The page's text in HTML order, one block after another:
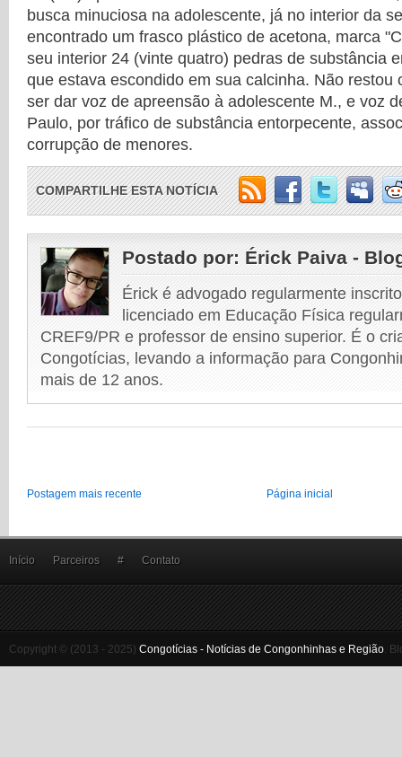
busca minuciosa na adolescente, já no interior da
encontrado um frasco plástico de acetona, marca
seu interior 24 (vinte quatro) pedras de substância
que estava escondido em sua calcinha. Não restou
ser dar voz de apreensão à adolescente M., e voz
Paulo, por tráfico de substância entorpecente,
corrupção de menores.
COMPARTILHE ESTA NOTÍCIA
Postado por: Érick Paiva -
Érick é advogado regularmente
licenciado em Educação Física
CREF9/PR e professor de ensino superior. É o
Congotícias, levando a informação para
mais de 12 anos.
Postagem mais recente Página inicial
Início Parceiros # Contato
Copyright © (2013 - 2025) Congotícias - Notícias de Congonhinhas e Região.